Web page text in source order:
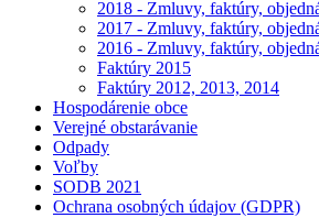
2018 - Zmluvy, faktúry,
2017 - Zmluvy, faktúry,
2016 - Zmluvy, faktúry,
Faktúry 2015
Faktúry 2012, 2013, 2014
Hospodárenie obce
Verejné obstarávanie
Odpady
Voľby
SODB 2021
Ochrana osobných údajov (GDPR)